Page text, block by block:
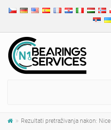
Rezultati pretraživanja nakon: Nice